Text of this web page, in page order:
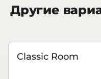
Другие
Classic Room